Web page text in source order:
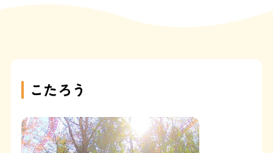
里親が見つかりました
こたろう